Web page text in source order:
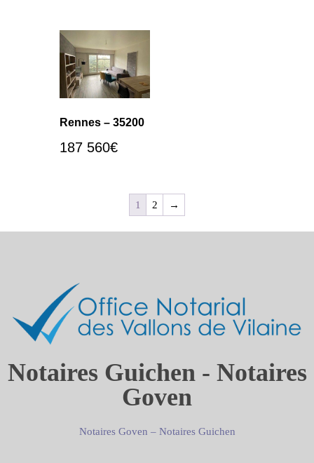
Rennes – 35200
187 560€
1 2 →
Notaires Guichen - Notaires
Goven
Notaires Goven – Notaires Guichen